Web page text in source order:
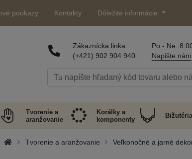
poukazy Kontakty Dôležité informácie
Zákaznícka linka
(+421) 902 904 940
Po - Ne:
Napište nám
Tvorenie a
aranžovanie
Korálky a
komponenty
Bižutéria
Tvorenie a aranžovanie Veľkonočné a jarné